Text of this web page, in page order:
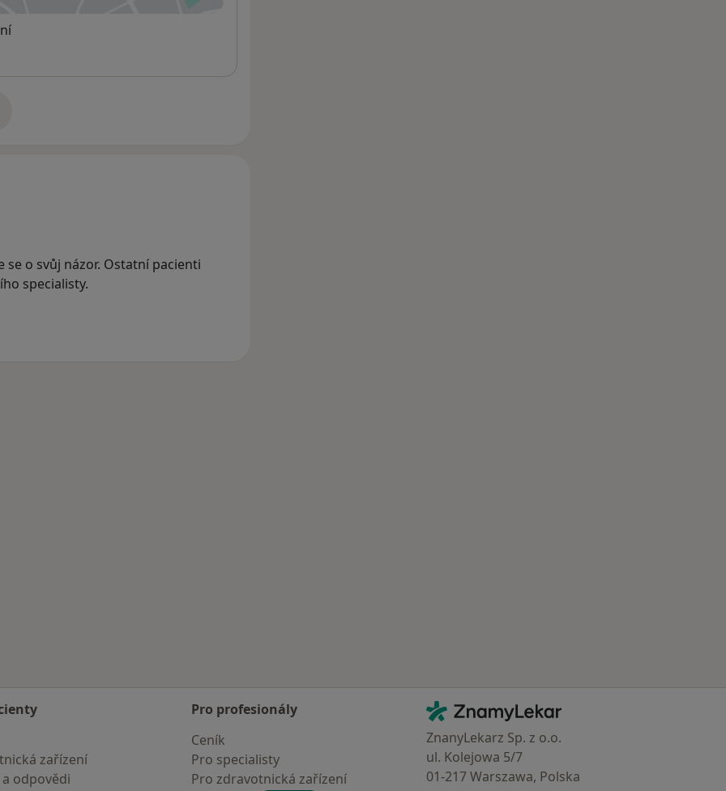
se o svůj názor. Ostatní pacienti
specialisty.
zařízení
odpovědi
Pro profesionály
Ceník
Pro specialisty
Pro zdravotnická zařízení
Kontakt
ZnamyLekar - Hlavní stránka
ZnanyLekarz Sp. z o.o.
ul. Kolejowa 5/7
01-217 Warszawa, Polska